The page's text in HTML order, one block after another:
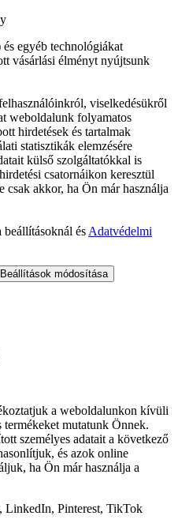
egyéb technológiákat
vásárlási élményt nyújtsunk
viselkedésükről
weboldalunk folyamatos
hirdetések és tartalmak
statisztikák elemzésére
külső szolgáltatókkal is
csatornáikon keresztül
csak akkor, ha Ön már használja
és Adatvédelmi
Beállítások módosítása
a weboldalunkon kívüli
mutatunk Önnek.
személyes adatait a következő
és azok online
ha Ön már használja a
LinkedIn, Pinterest, TikTok